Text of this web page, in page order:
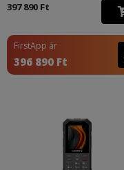
397 890 Ft
FirstApp ár
396 890 Ft